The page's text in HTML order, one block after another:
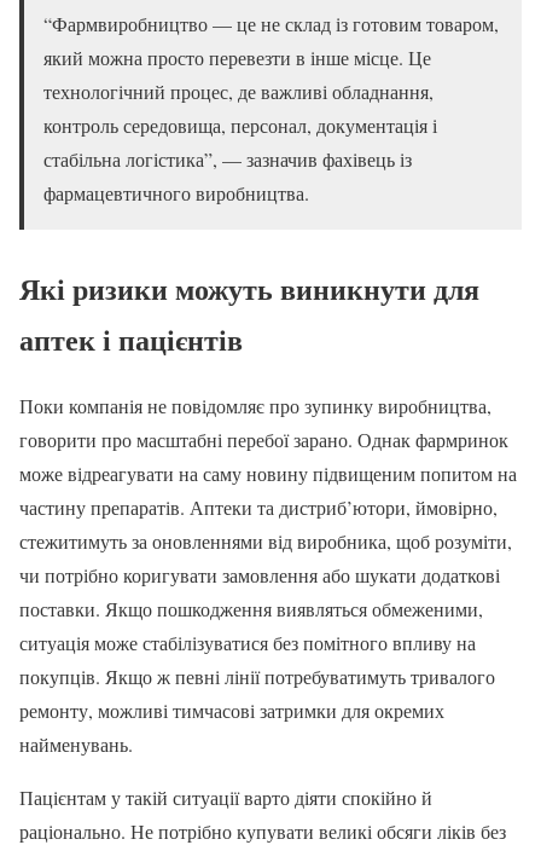
“Фармвиробництво — це не склад із готовим товаром,
який можна просто перевезти в інше місце. Це
технологічний процес, де важливі обладнання,
контроль середовища, персонал, документація і
стабільна логістика”, — зазначив фахівець із
фармацевтичного виробництва.
Які ризики можуть виникнути для
аптек і пацієнтів
Поки компанія не повідомляє про зупинку виробництва,
говорити про масштабні перебої зарано. Однак фармринок
може відреагувати на саму новину підвищеним попитом на
частину препаратів. Аптеки та дистриб’ютори, ймовірно,
стежитимуть за оновленнями від виробника, щоб розуміти,
чи потрібно коригувати замовлення або шукати додаткові
поставки. Якщо пошкодження виявляться обмеженими,
ситуація може стабілізуватися без помітного впливу на
покупців. Якщо ж певні лінії потребуватимуть тривалого
ремонту, можливі тимчасові затримки для окремих
найменувань.
Пацієнтам у такій ситуації варто діяти спокійно й
раціонально. Не потрібно купувати великі обсяги ліків без